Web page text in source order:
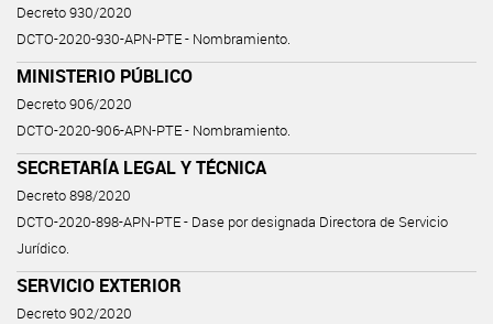
Decreto 930/2020
DCTO-2020-930-APN-PTE - Nombramiento.
MINISTERIO PÚBLICO
Decreto 906/2020
DCTO-2020-906-APN-PTE - Nombramiento.
SECRETARÍA LEGAL Y TÉCNICA
Decreto 898/2020
DCTO-2020-898-APN-PTE - Dase por designada Directora de Servicio
Jurídico.
SERVICIO EXTERIOR
Decreto 902/2020